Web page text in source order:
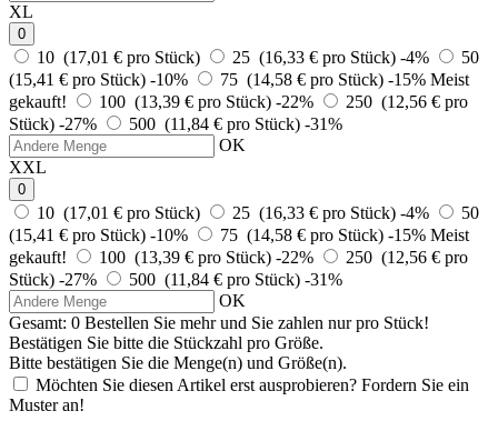
XL
0
10 (17,01 € pro Stück) 25 (16,33 € pro Stück) -4%
50
(15,41 € pro Stück) -10% 75 (14,58 € pro Stück) -15% Meist
gekauft!
100 (13,39 € pro Stück) -22%
250 (12,56 € pro
Stück) -27% 500 (11,84 € pro Stück) -31%
OK
XXL
0
10 (17,01 € pro Stück) 25 (16,33 € pro Stück) -4%
50
(15,41 € pro Stück) -10% 75 (14,58 € pro Stück) -15% Meist
gekauft!
100 (13,39 € pro Stück) -22%
250 (12,56 € pro
Stück) -27% 500 (11,84 € pro Stück) -31%
OK
Gesamt: 0 Bestellen Sie mehr und Sie zahlen nurpro Stück!
Bestätigen Sie bitte die Stückzahl pro Größe.
Bitte bestätigen Sie die Menge(n) und Größe(n).
Möchten Sie diesen Artikel erst ausprobieren? Fordern Sie ein
Muster an!